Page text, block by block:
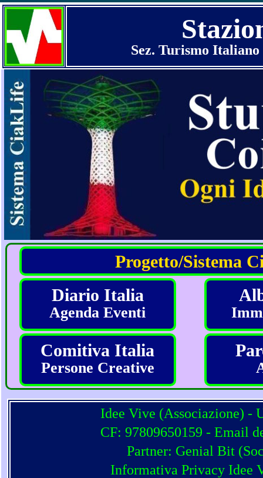
Sez. Turismo
Progetto/Sistema
Diario Italia
Agenda Eventi
Comitiva Italia
Persone Creative
Idee Vive (Associazione) -
CF: 97809650159 - Email
Partner: Genial Bit (
Informativa Privacy Idee